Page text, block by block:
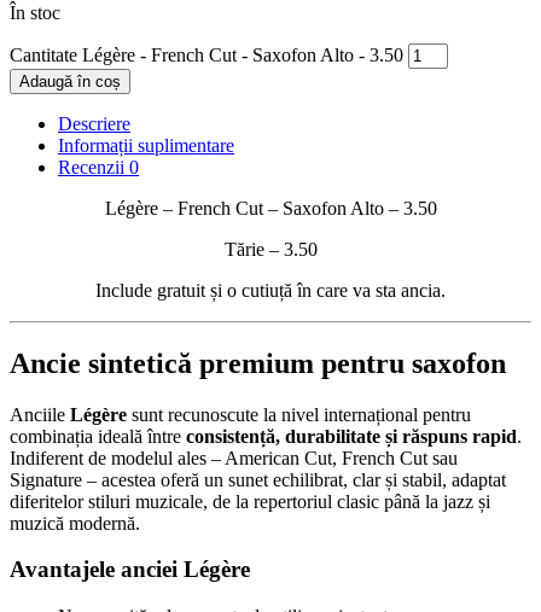
În stoc
Cantitate Légère - French Cut - Saxofon Alto - 3.50
Adaugă în coș
Descriere
Informații suplimentare
Recenzii 0
Légère – French Cut – Saxofon Alto – 3.50
Tărie – 3.50
Include gratuit și o cutiuță în care va sta ancia.
Ancie sintetică premium pentru saxofon
Anciile Légère sunt recunoscute la nivel internațional pentru
combinația ideală între consistență, durabilitate și răspuns rapid.
Indiferent de modelul ales – American Cut, French Cut sau
Signature – acestea oferă un sunet echilibrat, clar și stabil, adaptat
diferitelor stiluri muzicale, de la repertoriul clasic până la jazz și
muzică modernă.
Avantajele anciei Légère